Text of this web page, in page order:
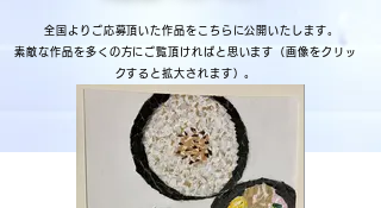
全国よりご応募頂いた作品をこちらに公開いたします。
素敵な作品を多くの方にご覧頂ければと思います（画像をクリッ
クすると拡大されます）。